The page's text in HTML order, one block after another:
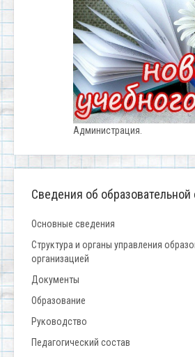
Администрация.
Сведения об образовательной
Основные сведения
Структура и органы управления
организацией
Документы
Образование
Руководство
Педагогический состав